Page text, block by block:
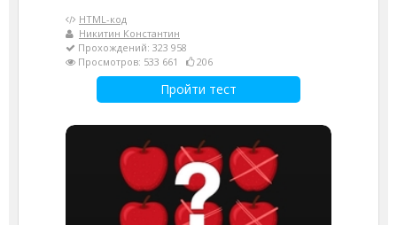
HTML-код
Никитин Константин
Прохождений: 323 958
Просмотров: 533 661
206
Пройти тест